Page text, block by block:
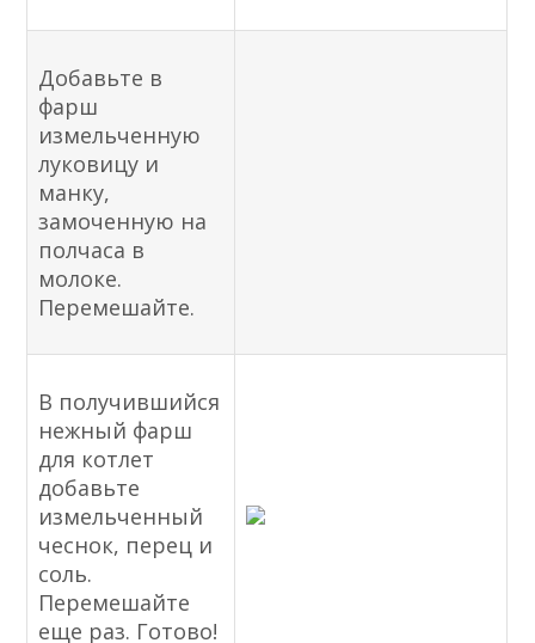
Добавьте в
фарш
измельченную
луковицу и
манку,
замоченную на
полчаса в
молоке.
Перемешайте.
В получившийся
нежный фарш
для котлет
добавьте
измельченный
чеснок, перец и
соль.
Перемешайте
еще раз. Готово!